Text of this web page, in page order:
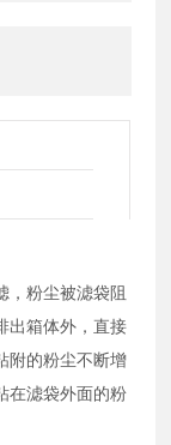
，粉尘被滤袋阻
出箱体外，直接
附的粉尘不断增
在滤袋外面的粉